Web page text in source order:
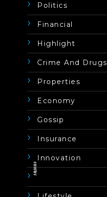
Politics
Financial
Highlight
Crime And Drugs
Properties
Economy
Gossip
Insurance
Innovation